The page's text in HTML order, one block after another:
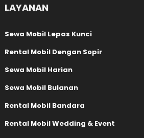
LAYANAN
Sewa Mobil Lepas Kunci
Rental Mobil Dengan Sopir
Sewa Mobil Harian
Sewa Mobil Bulanan
Rental Mobil Bandara
Rental Mobil Wedding & Event